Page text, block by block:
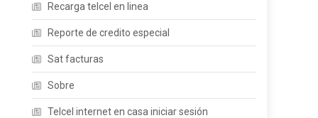
Recarga telcel en linea
Reporte de credito especial
Sat facturas
Sobre
Telcel internet en casa iniciar sesión